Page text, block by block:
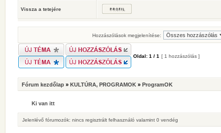
Vissza a tetejére
Hozzászólások megjelenítése:
Oldal: 1 / 1 [ 1 hozzászólás ]
Fórum kezdőlap » KULTÚRA, PROGRAMOK » ProgramOK
Ki van itt
Jelenlévő fórumozók: nincs regisztrált felhasználó valamint 0 vendég